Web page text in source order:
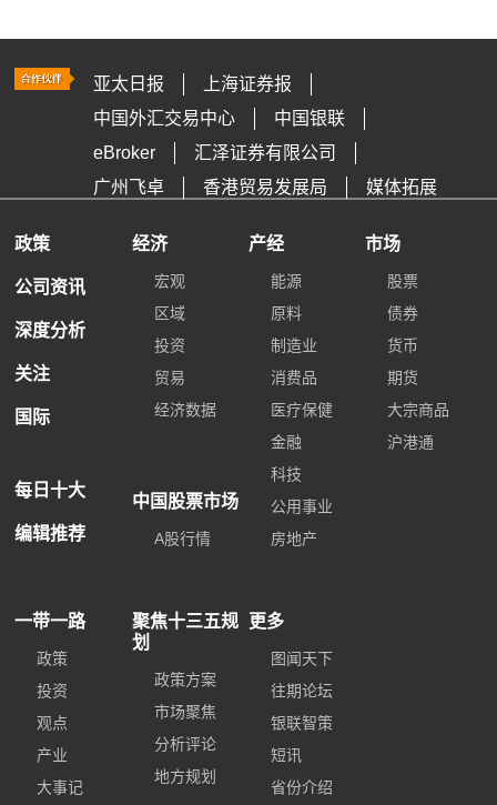
亚太日报
上海证券报
中国外汇交易中心
中国银联
eBroker
汇泽证券有限公司
广州飞卓
香港贸易发展局 媒体拓展
政策
公司资讯
深度分析
关注
国际
每日十大
编辑推荐
经济
宏观
区域
投资
贸易
经济数据
中国股票市场
A股行情
产经
能源
原料
制造业
消费品
医疗保健
金融
科技
公用事业
房地产
市场
股票
债券
货币
期货
大宗商品
沪港通
一带一路
政策
投资
观点
产业
大事记
聚焦十三五规
划
政策方案
市场聚焦
分析评论
地方规划
更多
图闻天下
往期论坛
银联智策
短讯
省份介绍